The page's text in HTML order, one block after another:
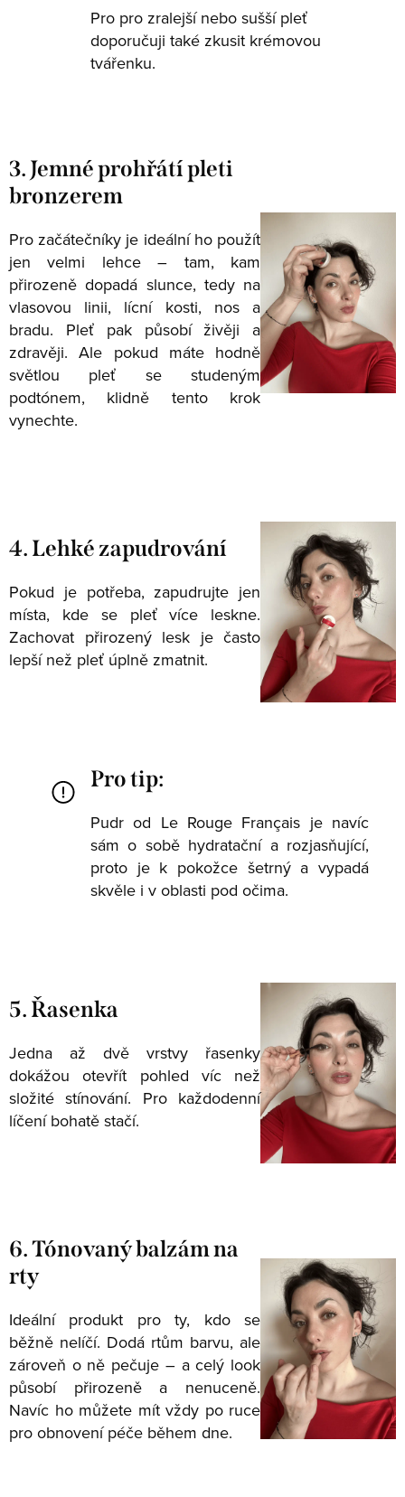
Pro pro zralejší nebo sušší pleť
doporučuji také zkusit krémovou
tvářenku.
3. Jemné prohřátí pleti
bronzerem
Pro začátečníky je ideální ho použít
jen velmi lehce – tam, kam
přirozeně dopadá slunce, tedy na
vlasovou linii, lícní kosti, nos a
bradu. Pleť pak působí živěji a
zdravěji. Ale pokud máte hodně
světlou pleť se studeným
podtónem, klidně tento krok
vynechte.
4. Lehké zapudrování
Pokud je potřeba, zapudrujte jen
místa, kde se pleť více leskne.
Zachovat přirozený lesk je často
lepší než pleť úplně zmatnit.
Pro tip:
Pudr od Le Rouge Français je navíc
sám o sobě hydratační a rozjasňující,
proto je k pokožce šetrný a vypadá
skvěle i v oblasti pod očima.
5. Řasenka
Jedna až dvě vrstvy řasenky
dokážou otevřít pohled víc než
složité stínování. Pro každodenní
líčení bohatě stačí.
6. Tónovaný balzám na
rty
Ideální produkt pro ty, kdo se
běžně nelíčí. Dodá rtům barvu, ale
zároveň o ně pečuje – a celý look
působí přirozeně a nenuceně.
Navíc ho můžete mít vždy po ruce
pro obnovení péče během dne.